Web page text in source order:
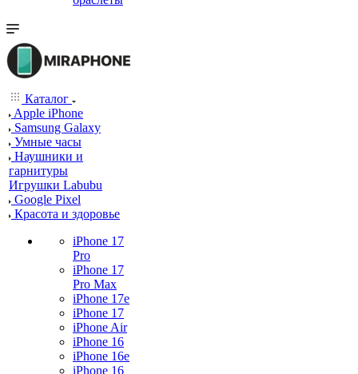
Каталог
Apple iPhone
Samsung Galaxy
Умные часы
Наушники и
гарнитуры
Игрушки Labubu
Google Pixel
Красота и здоровье
iPhone 17
Pro
iPhone 17
Pro Max
iPhone 17e
iPhone 17
iPhone Air
iPhone 16
iPhone 16e
iPhone 16